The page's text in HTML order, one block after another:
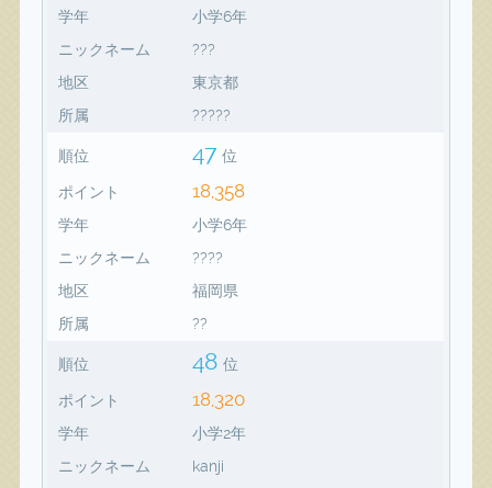
学年
小学6年
ニックネーム
???
地区
東京都
所属
?????
順位 47 位
ポイント 18,358
学年
小学6年
ニックネーム
????
地区
福岡県
所属
??
順位 48 位
ポイント 18,320
学年
小学2年
ニックネーム
kanji